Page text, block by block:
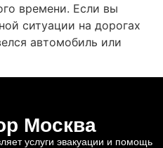
времени. Если вы
ситуации на дорогах
автомобиль или
Москва
услуги эвакуации и помощь